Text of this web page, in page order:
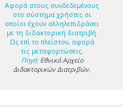
Αφορά στους συνδεδεμένους
στο σύστημα χρήστες οι
οποίοι έχουν αλληλεπιδράσει
με τη διδακτορική διατριβή.
Ως επί το πλείστον, αφορά
τις μεταφορτώσεις.
Πηγή: Εθνικό Αρχείο
Διδακτορικών Διατριβών.